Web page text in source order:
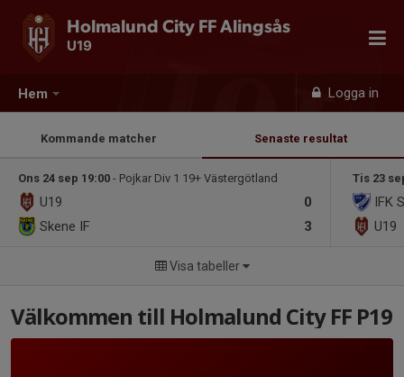
Hem Logga in
Holmalund City FF Alingsås
U19
Kommande matcher Senaste resultat
Ons 24 sep 19:00 - Pojkar Div 1 19+ Västergötland
0
U19
3
Skene IF
Tis 23
IFK
U19
Visa tabeller
Välkommen till Holmalund City FF P19